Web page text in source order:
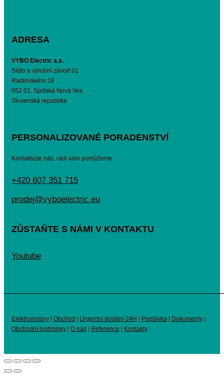
ADRESA
VYBO Electric a.s.
Sídlo a výrobní závod 01
Radlinského 18
052 01, Spišská Nová Ves
Slovenská republika
PERSONALIZOVANÉ PORADENSTVÍ
Kontaktujte nás, rádi vám pomůžeme.
+420 607 351 715
prodej@vyboelectric.eu
ZŮSTAŇTE S NÁMI V KONTAKTU
Youtube
Elektromotory Obchod Urgentní dodání-24H Poptávka Dokumenty
Obchodní podmínky
O nás Reference Kontakty